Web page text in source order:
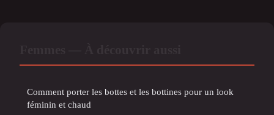
Comment porter les bottes et les bottines pour un look
féminin et chaud